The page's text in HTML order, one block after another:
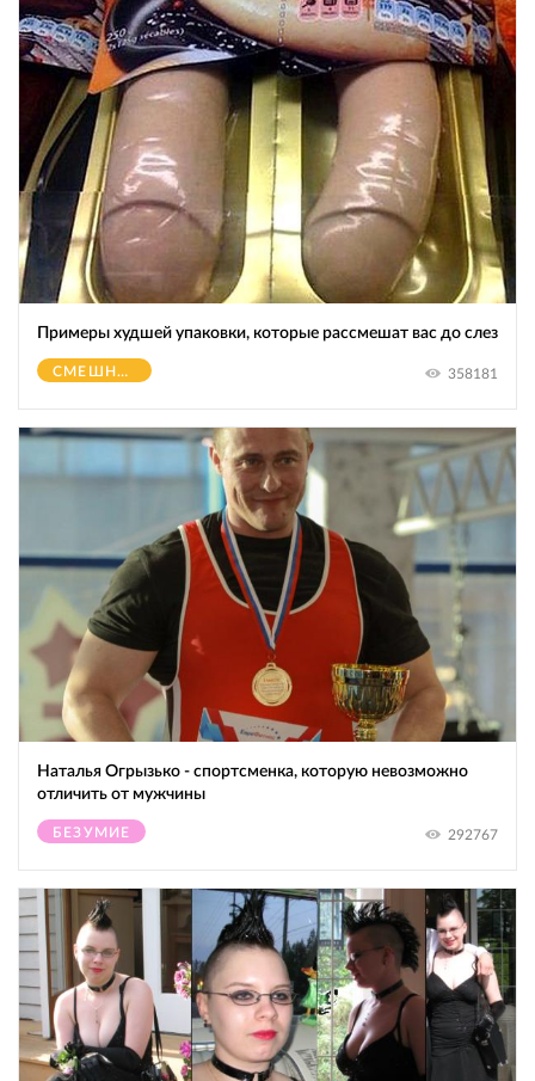
Примеры худшей упаковки, которые рассмешат вас до слез
СМЕШНОЕ 358181
Наталья Огрызько - спортсменка, которую невозможно
отличить от мужчины
БЕЗУМИЕ 292767